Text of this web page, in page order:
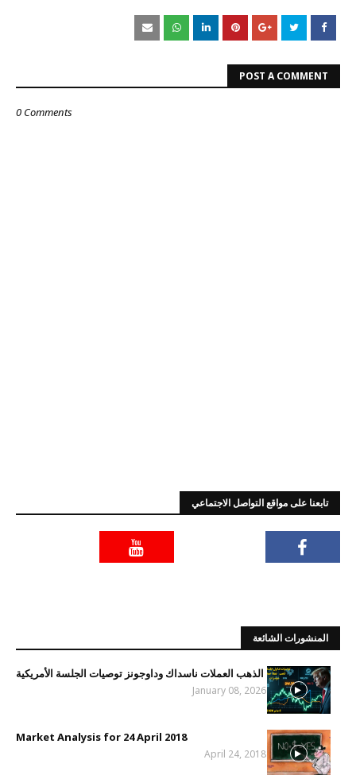
POST A COMMENT
0 Comments
تابعنا على مواقع التواصل الاجتماعي
المنشورات الشائعة
الذهب العملات ناسداك وداوجونز توصيات الجلسة الأمريكية
January 08, 2026
Market Analysis for 24 April 2018
April 24, 2018